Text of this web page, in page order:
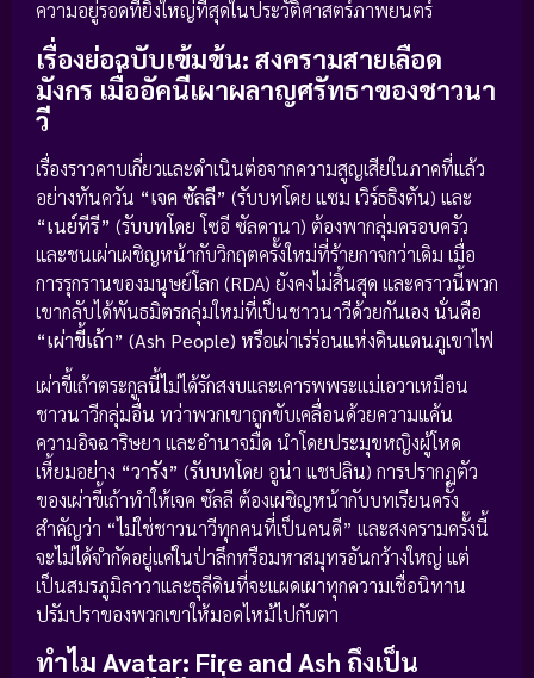
ความอยู่รอดที่ยิ่งใหญ่ที่สุดในประวัติศาสตร์ภาพยนตร์
เรื่องย่อฉบับเข้มข้น: สงครามสายเลือด
มังกร เมื่ออัคนีเผาผลาญศรัทธาของชาวนา
วี
เรื่องราวคาบเกี่ยวและดำเนินต่อจากความสูญเสียในภาคที่แล้ว
อย่างทันควัน “เจค ซัลลี” (รับบทโดย แซม เวิร์ธธิงตัน) และ
“เนย์ทีรี” (รับบทโดย โซอี ซัลดานา) ต้องพากลุ่มครอบครัว
และชนเผ่าเผชิญหน้ากับวิกฤตครั้งใหม่ที่ร้ายกาจกว่าเดิม เมื่อ
การรุกรานของมนุษย์โลก (RDA) ยังคงไม่สิ้นสุด และคราวนี้พวก
เขากลับได้พันธมิตรกลุ่มใหม่ที่เป็นชาวนาวีด้วยกันเอง นั่นคือ
“เผ่าขี้เถ้า” (Ash People) หรือเผ่าเร่ร่อนแห่งดินแดนภูเขาไฟ
เผ่าขี้เถ้าตระกูลนี้ไม่ได้รักสงบและเคารพพระแม่เอวาเหมือน
ชาวนาวีกลุ่มอื่น ทว่าพวกเขาถูกขับเคลื่อนด้วยความแค้น
ความอิจฉาริษยา และอำนาจมืด นำโดยประมุขหญิงผู้โหด
เหี้ยมอย่าง “วารัง” (รับบทโดย อูน่า แชปลิน) การปรากฏตัว
ของเผ่าขี้เถ้าทำให้เจค ซัลลี ต้องเผชิญหน้ากับบทเรียนครั้ง
สำคัญว่า “ไม่ใช่ชาวนาวีทุกคนที่เป็นคนดี” และสงครามครั้งนี้
จะไม่ได้จำกัดอยู่แค่ในป่าลึกหรือมหาสมุทรอันกว้างใหญ่ แต่
เป็นสมรภูมิลาวาและธุลีดินที่จะแผดเผาทุกความเชื่อนิทาน
ปรัมปราของพวกเขาให้มอดไหม้ไปกับตา
ทำไม Avatar: Fire and Ash ถึงเป็น